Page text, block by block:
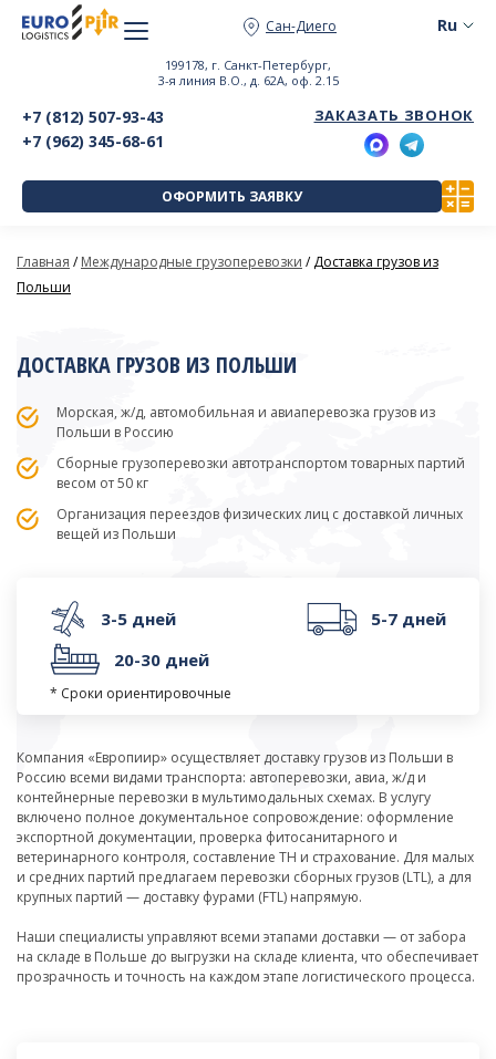
Сан-Диего
199178, г. Санкт-Петербург,
3-я линия В.О., д. 62А, оф. 2.15
+7 (812) 507-93-43
+7 (962) 345-68-61
ЗАКАЗАТЬ ЗВОНОК
ОФОРМИТЬ ЗАЯВКУ
Главная /Международные грузоперевозки /Доставка грузов из
Польши
ДОСТАВКА ГРУЗОВ ИЗ ПОЛЬШИ
Морская, ж/д, автомобильная и авиаперевозка грузов из
Польши в Россию
Сборные грузоперевозки автотранспортом товарных партий
весом от 50 кг
Организация переездов физических лиц с доставкой личных
вещей из Польши
3-5 дней
5-7 дней
20-30 дней
* Сроки ориентировочные
Компания «Европиир» осуществляет доставку грузов из Польши в
Россию всеми видами транспорта: автоперевозки, авиа, ж/д и
контейнерные перевозки в мультимодальных схемах. В услугу
включено полное документальное сопровождение: оформление
экспортной документации, проверка фитосанитарного и
ветеринарного контроля, составление ТН и страхование. Для малых
и средних партий предлагаем перевозки сборных грузов (LTL), а для
крупных партий — доставку фурами (FTL) напрямую.
Наши специалисты управляют всеми этапами доставки — от забора
на складе в Польше до выгрузки на складе клиента, что обеспечивает
прозрачность и точность на каждом этапе логистического процесса.